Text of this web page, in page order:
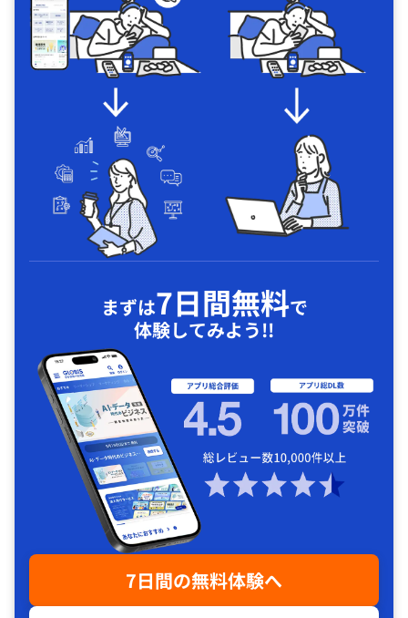
まずは7日間無料で
体験してみよう!!
7日間の無料体験へ